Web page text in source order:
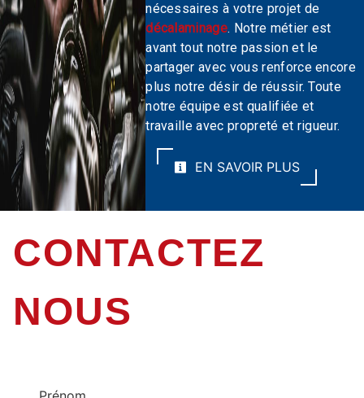
nécessaires à votre projet de
décalaminage. Notre métier est
avant tout notre passion et le
partager avec vous renforce encore
plus notre désir de réussir. Toute
notre équipe est qualifiée et
travaille avec propreté et rigueur.
EN SAVOIR PLUS
CONTACTEZ
NOUS